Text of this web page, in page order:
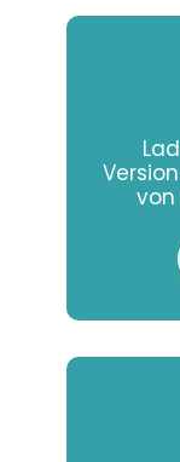
von